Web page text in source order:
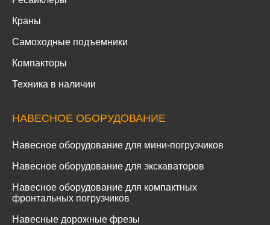
Краны
Самоходные подъемники
Компакторы
Техника в наличии
НАВЕСНОЕ ОБОРУДОВАНИЕ
Навесное оборудование для мини-погрузчиков
Навесное оборудование для экскаваторов
Навесное оборудование для компактных
фронтальных погрузчиков
Навесные дорожные фрезы